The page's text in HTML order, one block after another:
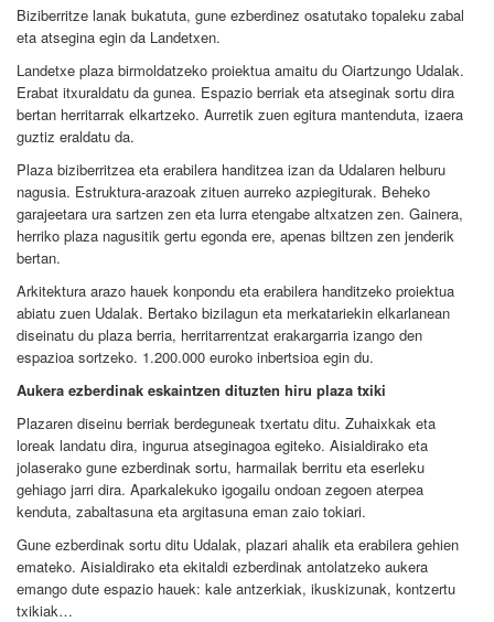
Biziberritze lanak bukatuta, gune ezberdinez osatutako topaleku zabal
eta atsegina egin da Landetxen.
Landetxe plaza birmoldatzeko proiektua amaitu du Oiartzungo Udalak.
Erabat itxuraldatu da gunea. Espazio berriak eta atseginak sortu dira
bertan herritarrak elkartzeko. Aurretik zuen egitura mantenduta, izaera
guztiz eraldatu da.
Plaza biziberritzea eta erabilera handitzea izan da Udalaren helburu
nagusia. Estruktura-arazoak zituen aurreko azpiegiturak. Beheko
garajeetara ura sartzen zen eta lurra etengabe altxatzen zen. Gainera,
herriko plaza nagusitik gertu egonda ere, apenas biltzen zen jenderik
bertan.
Arkitektura arazo hauek konpondu eta erabilera handitzeko proiektua
abiatu zuen Udalak. Bertako bizilagun eta merkatariekin elkarlanean
diseinatu du plaza berria, herritarrentzat erakargarria izango den
espazioa sortzeko. 1.200.000 euroko inbertsioa egin du.
Aukera ezberdinak eskaintzen dituzten hiru plaza txiki
Plazaren diseinu berriak berdeguneak txertatu ditu. Zuhaixkak eta
loreak landatu dira, ingurua atseginagoa egiteko. Aisialdirako eta
jolaserako gune ezberdinak sortu, harmailak berritu eta eserleku
gehiago jarri dira. Aparkalekuko igogailu ondoan zegoen aterpea
kenduta, zabaltasuna eta argitasuna eman zaio tokiari.
Gune ezberdinak sortu ditu Udalak, plazari ahalik eta erabilera gehien
emateko. Aisialdirako eta ekitaldi ezberdinak antolatzeko aukera
emango dute espazio hauek: kale antzerkiak, ikuskizunak, kontzertu
txikiak…